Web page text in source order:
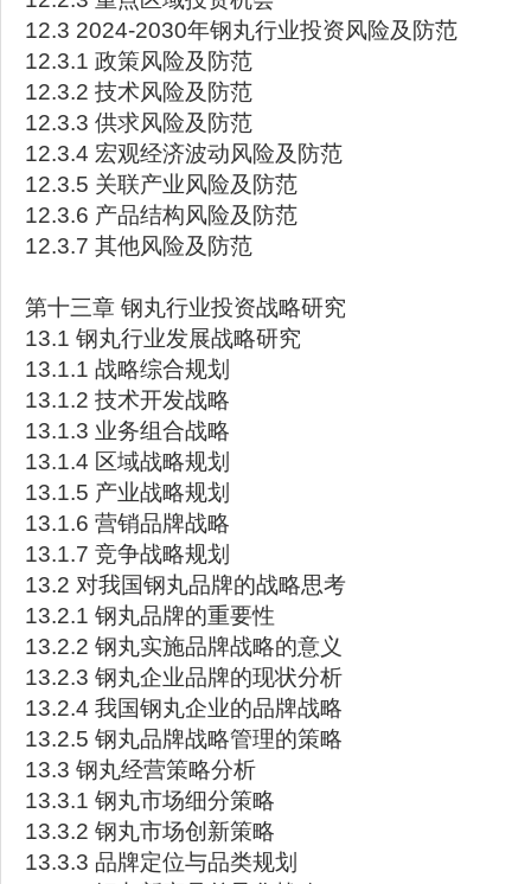
12.3 2024-2030年钢丸行业投资风险及防范
12.3.1 政策风险及防范
12.3.2 技术风险及防范
12.3.3 供求风险及防范
12.3.4 宏观经济波动风险及防范
12.3.5 关联产业风险及防范
12.3.6 产品结构风险及防范
12.3.7 其他风险及防范
第十三章 钢丸行业投资战略研究
13.1 钢丸行业发展战略研究
13.1.1 战略综合规划
13.1.2 技术开发战略
13.1.3 业务组合战略
13.1.4 区域战略规划
13.1.5 产业战略规划
13.1.6 营销品牌战略
13.1.7 竞争战略规划
13.2 对我国钢丸品牌的战略思考
13.2.1 钢丸品牌的重要性
13.2.2 钢丸实施品牌战略的意义
13.2.3 钢丸企业品牌的现状分析
13.2.4 我国钢丸企业的品牌战略
13.2.5 钢丸品牌战略管理的策略
13.3 钢丸经营策略分析
13.3.1 钢丸市场细分策略
13.3.2 钢丸市场创新策略
13.3.3 品牌定位与品类规划